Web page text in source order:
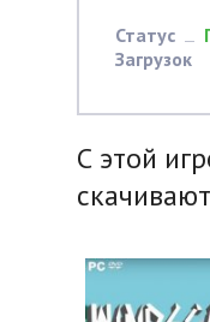
Статус
Загрузок
С этой